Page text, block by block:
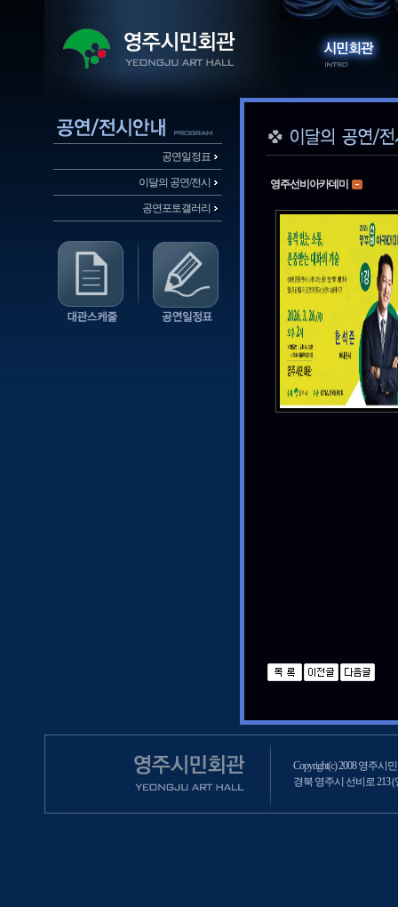
공연일정표
이달의 공연/전시
공연포토갤러리
영주선비아카데미
Copyright(c) 2008 영주시
경북 영주시 선비로 213 (